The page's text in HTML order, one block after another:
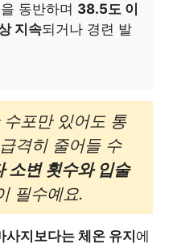
동반하며 38.5도 이
지속되거나 경련 발
수포만 있어도 통
격히 줄어들 수
소변 횟수와 입술
필수예요.
사지보다는 체온 유지에